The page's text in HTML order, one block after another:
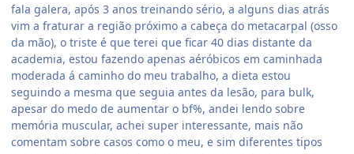
fala galera, após 3 anos treinando sério, a alguns dias atrás
vim a fraturar a região próximo a cabeça do metacarpal (osso
da mão), o triste é que terei que ficar 40 dias distante da
academia, estou fazendo apenas aéróbicos em caminhada
moderada á caminho do meu trabalho, a dieta estou
seguindo a mesma que seguia antes da lesão, para bulk,
apesar do medo de aumentar o bf%, andei lendo sobre
memória muscular, achei super interessante, mais não
comentam sobre casos como o meu, e sim diferentes tipos